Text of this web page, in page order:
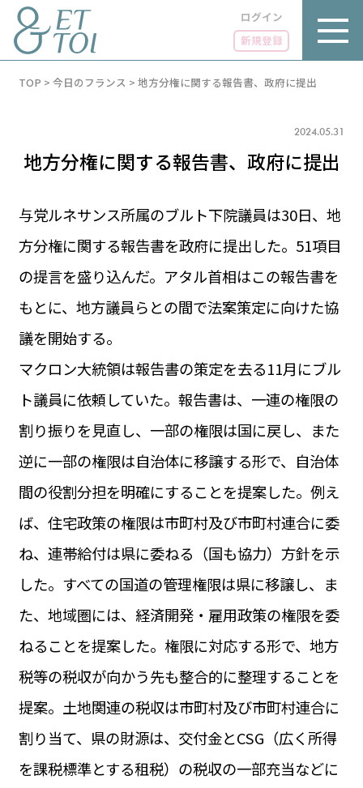
ログイン
新規登録
LUXE
グルメ
LIFE STYLE
BUSINESS
ビジネス・キャリア
INFOS PRATIQUES
TAG
タグ
#パリ
#お土産 #トリビア
#データで読み解くフランス
#フランス郵便情報
#フランス交通機関
#求人
#フランスの教育制度
#アプリ
#いざという時に
#カルカッソンヌ Carcassonne
#サステナブル
#フランス生活
#レシピ #ビューティー
#コスメ
#アルザス地方
#フランスの地方 #フロマージュ
#おでかけ
FR 07:05 ／ JP 14:05
1€＝182.49円
広告掲載
運営会社
サイトポリシー
TOP > 今日のフランス > 地方分権に関する報告書、政府に提出
2024.05.31
地方分権に関する報告書、政府に提出
与党ルネサンス所属のブルト下院議員は30日、地
方分権に関する報告書を政府に提出した。51項目
の提言を盛り込んだ。アタル首相はこの報告書を
もとに、地方議員らとの間で法案策定に向けた協
議を開始する。
マクロン大統領は報告書の策定を去る11月にブル
ト議員に依頼していた。報告書は、一連の権限の
割り振りを見直し、一部の権限は国に戻し、また
逆に一部の権限は自治体に移譲する形で、自治体
間の役割分担を明確にすることを提案した。例え
ば、住宅政策の権限は市町村及び市町村連合に委
ね、連帯給付は県に委ねる（国も協力）方針を示
した。すべての国道の管理権限は県に移譲し、ま
た、地域圏には、経済開発・雇用政策の権限を委
ねることを提案した。権限に対応する形で、地方
税等の税収が向かう先も整合的に整理することを
提案。土地関連の税収は市町村及び市町村連合に
割り当て、県の財源は、交付金とCSG（広く所得
を課税標準とする租税）の税収の一部充当などに